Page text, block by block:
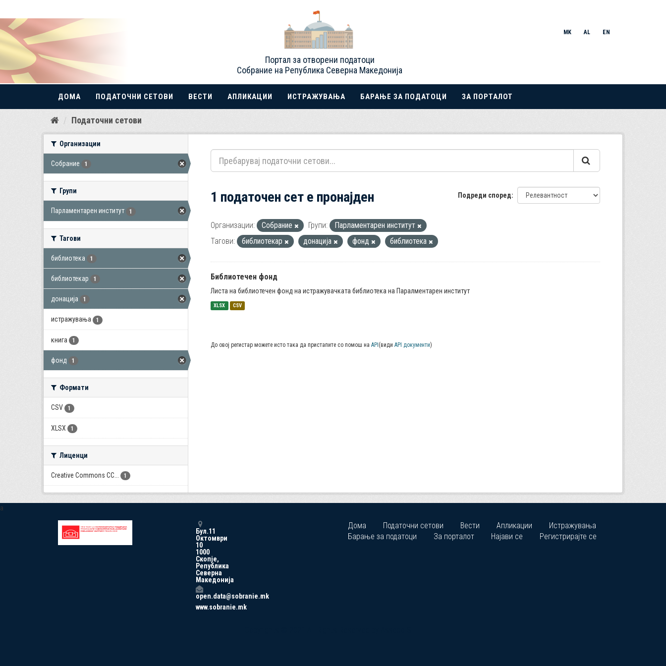
Прескокнете
Портал за отворени податоци
Собрание на Република Северна Македонија
MK AL EN
ДОМА ПОДАТОЧНИ СЕТОВИ ВЕСТИ АПЛИКАЦИИ ИСТРАЖУВАЊА БАРАЊЕ ЗА ПОДАТОЦИ ЗА ПОРТАЛОТ
Податочни сетови
Организации
Собрание 1
Групи
Парламентарен институт 1
Тагови
библиотека 1
библиотекар 1
донација 1
истражувања 1
книга 1
фонд 1
Формати
CSV 1
XLSX 1
Лиценци
Creative Commons CC... 1
Подреди според
1 податочен сет е пронајден
Организации: Собрание Групи:
Парламентарен институт
Тагови:
библиотекар донација фонд библиотека
Библиотечен фонд
Листа на библиотечен фонд на истражувачката библиотека на Паралментарен институт
XLSX CSV
До овој регистар можете исто така да пристапите со помош на API (види API документи)
a
Бул.11
Октомври
10
1000
Скопје,
Република
Северна
Македонија
open.data@sobranie.mk
www.sobranie.mk
Дома Податочни сетови Вести Апликации
Истражувања
Барање за податоци
За порталот Најави се Регистрирајте се